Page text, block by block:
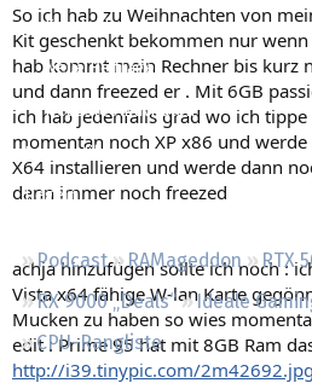
Empfohlene Inhalte
Neue Beiträge
Neueste Aktivitäten
Leserartikel
Regeln
Podcast RAMageddon
RTX
RX 9000 „Deals“
Ideale
CPU-Rangliste
So ich hab zu Weihnachten von
Kit geschenkt bekommen nur
hab kommt mein Rechner bis kurz
und dann freezed er . Mit 6GB
ich hab jedenfalls grad wo ich
momentan noch XP x86 und
X64 installieren und werde dann
dann immer noch freezed
achja hinzufügen sollte ich noch :
Vista x64 fähige W-lan Karte
Mucken zu haben so wies
edit : Prime 95 hat mit 8GB Ram
http://i39.tinypic.com/2m42692.jpg